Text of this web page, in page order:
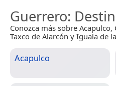
Guerrero:
Conozca más sobre
Taxco de Alarcón y Iguala de
Acapulco